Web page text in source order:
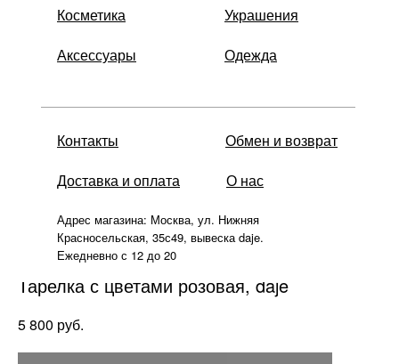
Тарелка с цветами розовая, daje
5 800 руб.
Косметика
Одежда
Аксессуары
Украшения
Контакты
Доставка и оплата
Обмен и возврат
Адрес магазина: Москва, ул. Нижняя
Красносельская, 35с49, вывеска daje.
Ежедневно с 12 до 20
О нас